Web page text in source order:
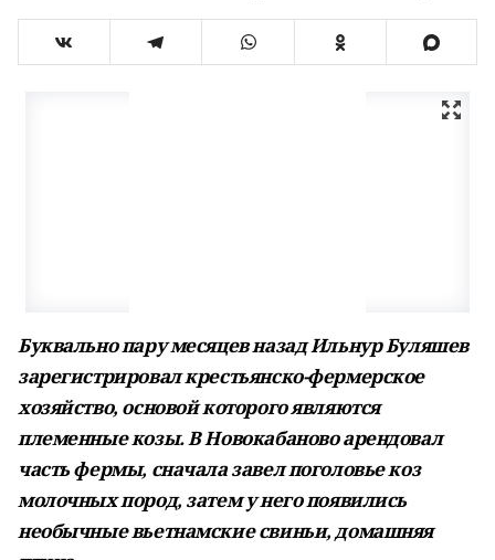
Буквально пару месяцев назад Ильнур Буляшев
зарегистрировал крестьянско-фермерское
хозяйство, основой которого являются
племенные козы. В Новокабаново арендовал
часть фермы, сначала завел поголовье коз
молочных пород, затем у него появились
необычные вьетнамские свиньи, домашняя